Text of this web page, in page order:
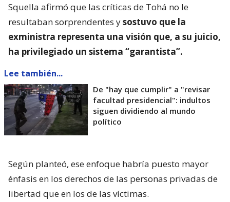
Squella afirmó que las críticas de Tohá no le
resultaban sorprendentes ysostuvo que la
exministra representa una visión que, a su juicio,
ha privilegiado un sistema “garantista”.
Lee también...
De "hay que cumplir" a "revisar
facultad presidencial": indultos
siguen dividiendo al mundo
político
Según planteó, ese enfoque habría puesto mayor
énfasis en los derechos de las personas privadas de
libertad que en los de las víctimas.